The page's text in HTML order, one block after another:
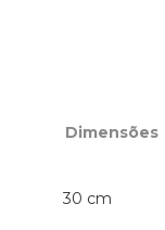
Dimensões
30 cm